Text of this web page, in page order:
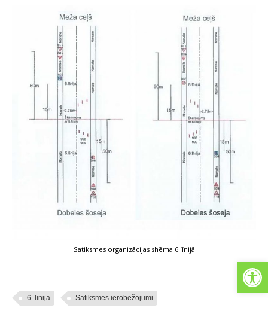
Satiksmes organizācijas shēma 6.līnijā
6. līnija Satiksmes ierobežojumi